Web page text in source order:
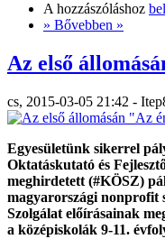
A hozzászóláshoz
» Bővebben »
Az első
cs, 2015-03-05 21:42 -
Egyesületünk sikerrel
Oktatáskutató és
meghirdetett (#KÖSZ)
magyarországi nonprofit
Szolgálat előírásainak
a középiskolák 9-11.